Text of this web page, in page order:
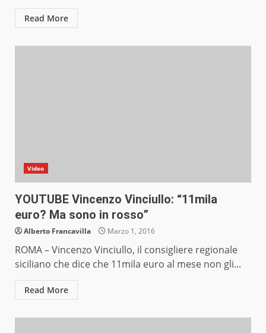
Read More
Video
YOUTUBE Vincenzo Vinciullo: “11mila
euro? Ma sono in rosso”
Alberto Francavilla Marzo 1, 2016
ROMA – Vincenzo Vinciullo, il consigliere regionale
siciliano che dice che 11mila euro al mese non gli...
Read More